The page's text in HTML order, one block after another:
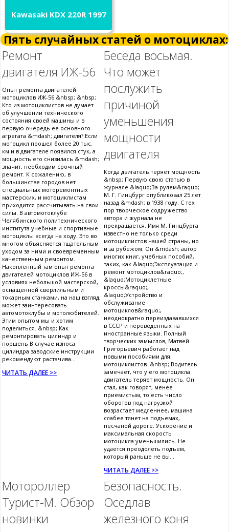
Kawasaki KDX 220R 1997
Пять случайных статей о мотоциклах:
Ремонт
двигателя ИЖ-56
Опыт ремонта двигателей
мотоциклов ИЖ-56 &nbsp; &nbsp;
Кто из мотоциклистов не думает
об улучшении технического
состояния своей машины и в
первую очередь ее основного
агрегата &mdash; двигателя? Если
мотоцикл прошел более 20 тыс.
км и в двигателе появился стук, а
мощность его снизилась &mdash;
значит, необходим срочный
ремонт. К сожалению, в
большинстве городов нет
специальных моторемонтных
мастерских, и мотоциклистам
приходится рассчитывать на свои
силы. В автомотоклубе
Челябинского политехнического
института учебные и спортивные
мотоциклы всегда на ходу. Это во
многом объясняется тщательным
уходом за ними и своевременным
качественным ремонтом.
Накопленный там опыт ремонта
двигателей мотоциклов ИЖ-56 в
условиях небольшой мастерской,
оснащенной сверлильным и
токарным станками, на наш взгляд,
может заинтересовать
автомотоклубы и мотолюбителей.
Этим опытом мы и хотим
поделиться. &nbsp; Как
ремонтировать цилиндр и
поршень В случае износа
цилиндра заводские инструкции
рекомендуют растачива...
ЧИТАТЬ ДАЛЕЕ >>
Беседа восьмая.
Что может
послужить
причиной
уменьшения
мощности
двигателя
Когда двигатель теряет мощность
&nbsp; Первую свою статью в
журнале &laquo;За рулем&raquo;
М. Г. Гинцбург опубликовал 25 лет
назад &mdash; в 1938 году. С тех
пор творческое содружество
автора и журнала не
прекращается. Имя М. Гинцбурга
известно не только среди
мотоциклистов нашей страны, но
и за рубежом. Он &mdash; автор
многих книг, учебных пособий,
таких, как &laquo;Эксплуатация и
ремонт мотоциклов&raquo;,
&laquo;Мотоциклетные
кроссы&raquo;,
&laquo;Устройство и
обслуживание
мотоциклов&raquo;,
неоднократно переиздававшихся
в СССР и переведенных на
иностранные языки. Полный
творческих замыслов, Матвей
Григорьевич работает над
новыми пособиями для
мотоциклистов. &nbsp; Водитель
замечает, что у его мотоцикла
двигатель теряет мощность. Он
стал, как говорят, менее
приемистым, то есть число
оборотов под нагрузкой
возрастает медленнее, машина
слабее тянет на подъемах,
песчаной дороге. Ускорение и
максимальная скорость
мотоцикла уменьшились. Не
удается преодолеть подъем,
который раньше не вы...
ЧИТАТЬ ДАЛЕЕ >>
Мотороллер
Турист-М. Обзор
новинки
Безопасность.
Оседлав
железного коня